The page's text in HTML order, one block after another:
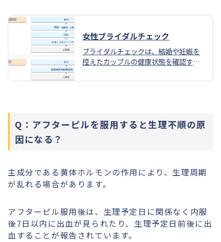
女性ブライダルチェック
ブライダルチェックは、結婚や妊娠を
控えたカップルの健康状態を確認する
え、健康的な生活を送るための基盤を
ックします。
Q：アフターピルを服用すると生理不順の原
因になる？
主成分である黄体ホルモンの作用により、生理周期
が乱れる場合があります。
アフターピル服用後は、生理予定日に関係なく内服
後7日以内に出血が見られたり、生理予定日前後に出
血することが報告されています。